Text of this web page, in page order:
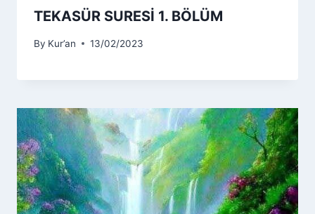
TEKASÜR SURESİ 1. BÖLÜM
By Kur’an 13/02/2023